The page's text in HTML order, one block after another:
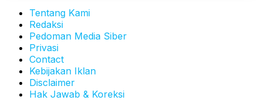
Tentang Kami
Redaksi
Pedoman Media Siber
Privasi
Contact
Kebijakan Iklan
Disclaimer
Hak Jawab & Koreksi